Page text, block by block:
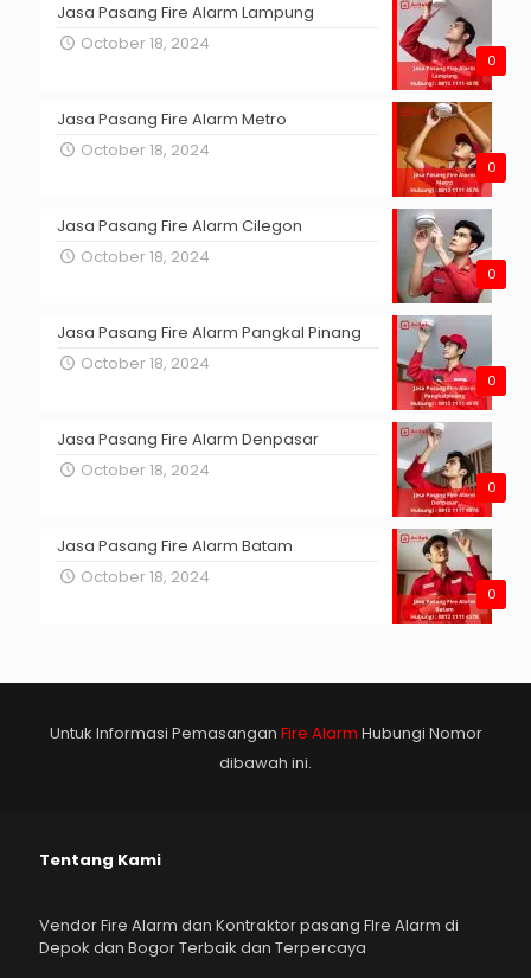
0
Jasa Pasang Fire Alarm Lampung
October 18, 2024
0
Jasa Pasang Fire Alarm Metro
October 18, 2024
0
Jasa Pasang Fire Alarm Cilegon
October 18, 2024
0
Jasa Pasang Fire Alarm Pangkal Pinang
October 18, 2024
0
Jasa Pasang Fire Alarm Denpasar
October 18, 2024
0
Jasa Pasang Fire Alarm Batam
October 18, 2024
Untuk Informasi Pemasangan Fire Alarm Hubungi Nomor
dibawah ini.
Tentang Kami
Vendor Fire Alarm dan Kontraktor pasang FIre Alarm di
Depok dan Bogor Terbaik dan Terpercaya